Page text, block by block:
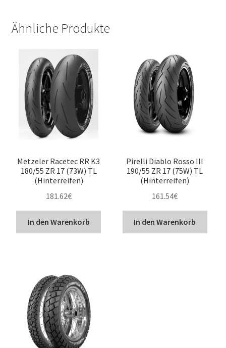
Ähnliche Produkte
Metzeler Racetec RR K3
180/55 ZR 17 (73W) TL
(Hinterreifen)
181.62€
In den Warenkorb
Pirelli Diablo Rosso III
190/55 ZR 17 (75W) TL
(Hinterreifen)
161.54€
In den Warenkorb